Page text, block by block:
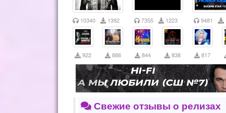
10340 1392 7355 1223 9481
922 886 844 838 817
Свежие отзывы о релизах